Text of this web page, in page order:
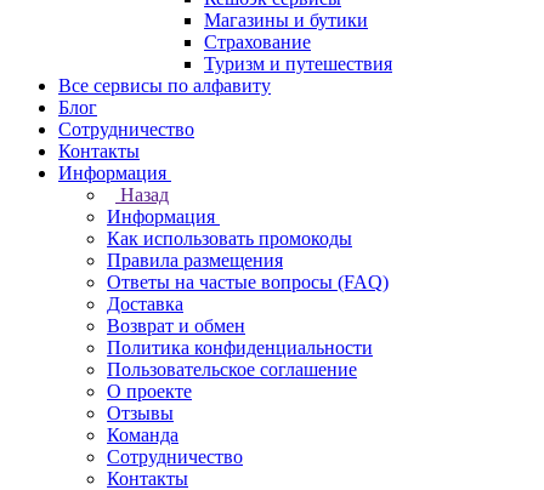
Магазины и бутики
Страхование
Туризм и путешествия
Все сервисы по алфавиту
Блог
Сотрудничество
Контакты
Информация
Назад
Информация
Как использовать промокоды
Правила размещения
Ответы на частые вопросы (FAQ)
Доставка
Возврат и обмен
Политика конфиденциальности
Пользовательское соглашение
О проекте
Отзывы
Команда
Сотрудничество
Контакты